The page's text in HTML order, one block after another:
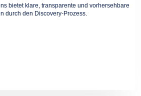
bietet klare, transparente und vorhersehbare
durch den Discovery-Prozess.